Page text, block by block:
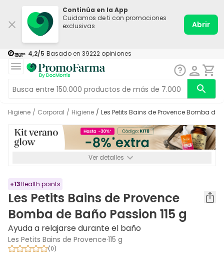
Continúa en la App
Cuidamos de ti con promociones
exclusivas
Abrir
4,2/5 Basado en 39222 opiniones
Higiene / Corporal / Higiene / Les Petits Bains de Provence Bomba de
Ver detalles
+13Health points
Les Petits Bains de Provence
Bomba de Baño Passion 115 g
Ayuda a relajarse durante el baño
Les Petits Bains de Provence·115 g
(0)